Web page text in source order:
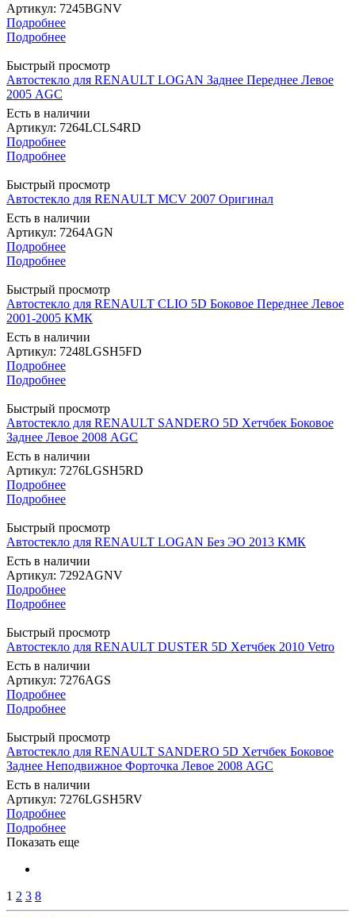
Артикул: 7245BGNV
Подробнее
Подробнее
Быстрый просмотр
Автостекло для RENAULT LOGAN Заднее Переднее Левое
2005 AGC
Есть в наличии
Артикул: 7264LCLS4RD
Подробнее
Подробнее
Быстрый просмотр
Автостекло для RENAULT MCV 2007 Оригинал
Есть в наличии
Артикул: 7264AGN
Подробнее
Подробнее
Быстрый просмотр
Автостекло для RENAULT CLIO 5D Боковое Переднее Левое
2001-2005 КМК
Есть в наличии
Артикул: 7248LGSH5FD
Подробнее
Подробнее
Быстрый просмотр
Автостекло для RENAULT SANDERO 5D Хетчбек Боковое
Заднее Левое 2008 AGC
Есть в наличии
Артикул: 7276LGSH5RD
Подробнее
Подробнее
Быстрый просмотр
Автостекло для RENAULT LOGAN Без ЭО 2013 КМК
Есть в наличии
Артикул: 7292AGNV
Подробнее
Подробнее
Быстрый просмотр
Автостекло для RENAULT DUSTER 5D Хетчбек 2010 Vetro
Есть в наличии
Артикул: 7276AGS
Подробнее
Подробнее
Быстрый просмотр
Автостекло для RENAULT SANDERO 5D Хетчбек Боковое
Заднее Неподвижное Форточка Левое 2008 AGC
Есть в наличии
Артикул: 7276LGSH5RV
Подробнее
Подробнее
Показать еще
1 2 3 8